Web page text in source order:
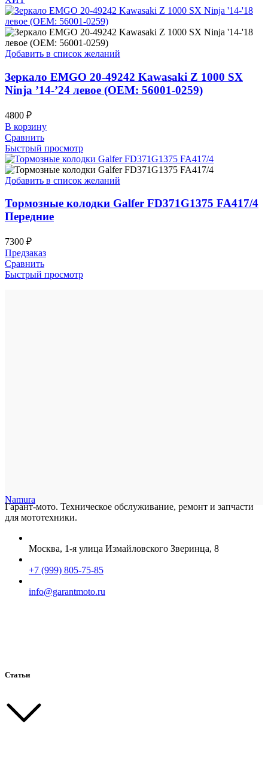
Добавить в список желаний
Зеркало EMGO 20-49242 Kawasaki Z 1000 SX
Ninja ’14-’24 левое (OEM: 56001-0259)
4800 ₽
В корзину
Сравнить
Быстрый просмотр
Добавить в список желаний
Тормозные колодки Galfer FD371G1375 FA417/4
Передние
7300 ₽
Предзаказ
Сравнить
Быстрый просмотр
Namura
Гарант-мото. Техническое обслуживание, ремонт и запчасти
для мототехники.
Москва, 1-я улица Измайловского Зверинца, 8
+7 (999) 805-75-85
info@garantmoto.ru
Статьи